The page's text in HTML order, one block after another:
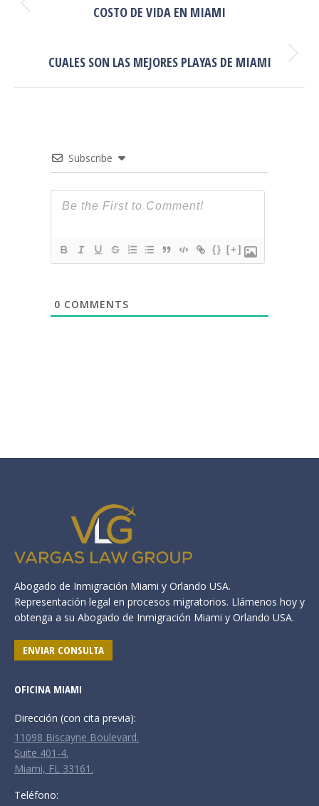
PUBLICACIONES
Publicación
COSTO DE VIDA EN MIAMI
Publicación
CUALES SON LAS MEJORES PLAYAS DE MIAMI
Subscribe
{} [+]
0 COMMENTS
Abogado de Inmigración Miami y Orlando USA.
Representación legal en procesos migratorios. Llámenos hoy y
obtenga a su Abogado de Inmigración Miami y Orlando USA.
ENVIAR CONSULTA
OFICINA MIAMI
Dirección (con cita previa):
11098 Biscayne Boulevard.
Suite 401-4.
Miami, FL 33161.
Teléfono: